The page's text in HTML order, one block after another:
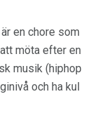
en chore som
möta efter en
musik (hiphop
och ha kul